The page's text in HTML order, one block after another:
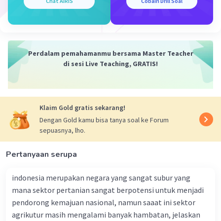
digunakan untuk memahami pola iklim regional.
lingkungan, seperti lokasi hutan, taman
nasional, dan daerah perlindungan alam, dapat
7. Data Transportasi: Peta transportasi
mencakup jaringan jalan, rel, bandara,
pelabuhan, dan rute penerbangan. Mereka
membantu dalam perencanaan transportasi dan
logistik.
8. Data Sosial dan Kesehatan: Informasi tentang
distribusi penyakit dapat disajikan dalam peta
untuk analisis kesehatan masyarakat.
9. Data Geospasial: Data geospasial adalah data
yang dikaitkan dengan koordinat geografis. Ini
Perdalam pemahamanmu bersama Master Teacher
di sesi Live Teaching, GRATIS!
Klaim Gold gratis sekarang!
Dengan Gold kamu bisa tanya soal ke Forum
sepuasnya, lho.
Pertanyaan serupa
indonesia merupakan negara yang sangat subur yang
mana sektor pertanian sangat berpotensi untuk menjadi
pendorong kemajuan nasional, namun saaat ini sektor
agrikutur masih mengalami banyak hambatan, jelaskan